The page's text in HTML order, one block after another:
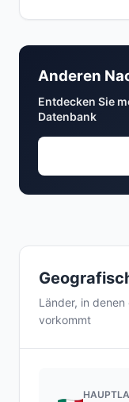
Länder, in
vorkommt
Anderen
Entdecken Sie
Datenbank